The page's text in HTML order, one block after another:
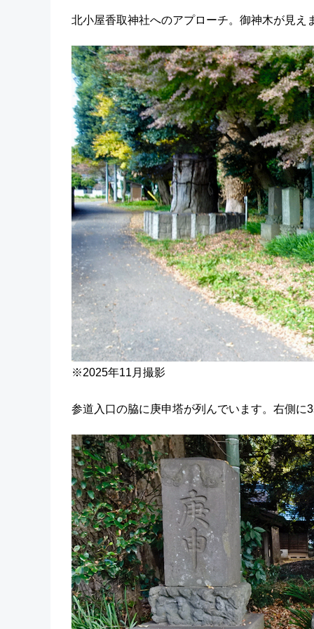
北小屋香取神社へのアプローチ。御神木が見え
※2025年11月撮影
参道入口の脇に庚申塔が列んでいます。右側に